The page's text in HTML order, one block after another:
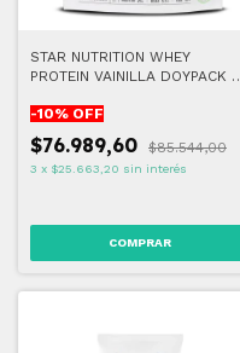
STAR NUTRITION WHEY
PROTEIN VAINILLA DOYPACK 2
-10% OFF
$76.989,60 $85.544,00
3 x $25.663,20 sin interés